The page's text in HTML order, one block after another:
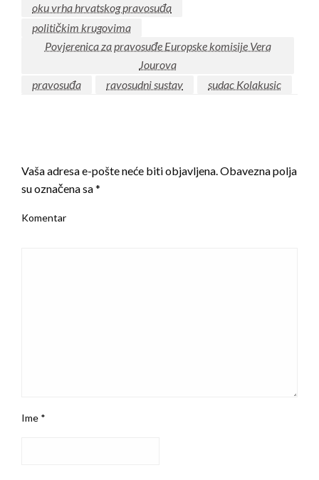
oku vrha hrvatskog pravosuđa
političkim krugovima
Povjerenica za pravosuđe Europske komisije Vera
Jourova
pravosuđa
ravosudni sustav sudac Kolakusic
Vaša adresa e-pošte neće biti objavljena. Obavezna polja
su označena sa*
Komentar
Ime *